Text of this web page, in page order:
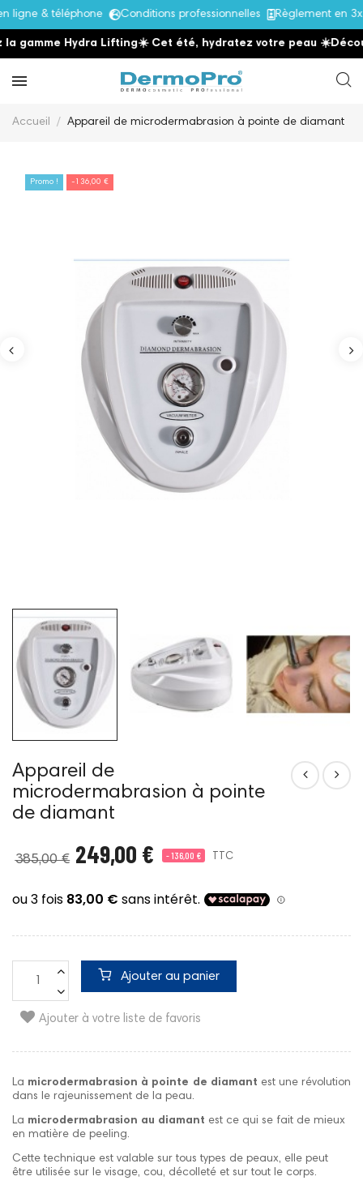
ligne & téléphone Conditions professionnelles Règlement en 3x
gamme Hydra Lifting☀️ Cet été, hydratez votre peau ☀️
Accueil Appareil de microdermabrasion à pointe de diamant
Promo ! -136,00 €
Appareil de
microdermabrasion à pointe
de diamant
385,00 € 249,00 € - 136,00 € TTC
Ajouter au panier
Ajouter à votre liste de favoris
La microdermabrasion à pointe de diamant est une révolution
dans le rajeunissement de la peau.
La microdermabrasion au diamant est ce qui se fait de mieux
en matière de peeling.
Cette technique est valable sur tous types de peaux, elle peut
être utilisée sur le visage, cou, décolleté et sur tout le corps.